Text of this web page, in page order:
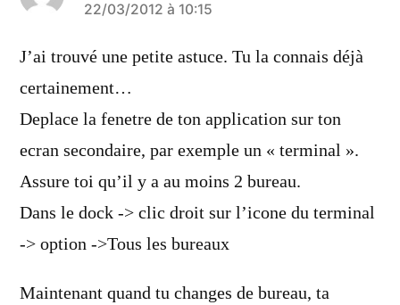
a
dit :
22/03/2012 à 10:15
J’ai trouvé une petite astuce. Tu la connais déjà
certainement…
Deplace la fenetre de ton application sur ton
ecran secondaire, par exemple un « terminal ».
Assure toi qu’il y a au moins 2 bureau.
Dans le dock -> clic droit sur l’icone du terminal
-> option ->Tous les bureaux
Maintenant quand tu changes de bureau, ta